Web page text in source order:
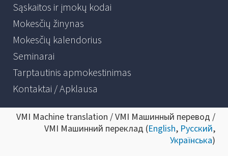
Sąskaitos ir įmokų kodai
Mokesčių žinynas
Mokesčių kalendorius
Seminarai
Tarptautinis apmokestinimas
Kontaktai / Apklausa
VMI Machine translation / VMI Машинный перевод /
VMI Машинний переклад (English, Русский,
Українська)